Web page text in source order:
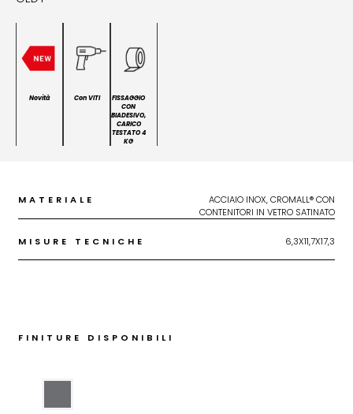
Novità Con VITI
FISSAGGIO
CON
BIADESIVO,
CARICO
TESTATO 4
KG
MATERIALE
ACCIAIO INOX, CROMALL® CON
CONTENITORI IN VETRO SATINATO
MISURE TECNICHE 6,3X11,7X17,3
FINITURE DISPONIBILI